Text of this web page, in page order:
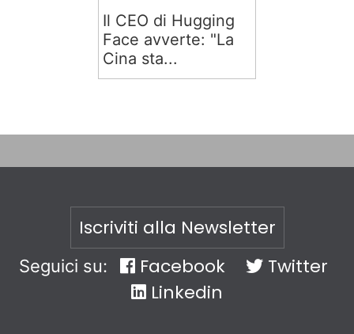
Il CEO di Hugging
Face avverte: "La
Cina sta...
Iscriviti alla Newsletter
Seguici su: Facebook
Twitter
Linkedin